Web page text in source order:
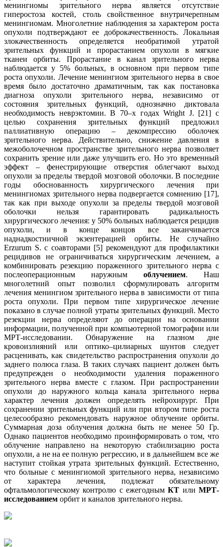
менингиомы зрительного нерва является отсутствие
гиперостоза костей, столь свойственное внутричерепным
менингиомам. Многолетние наблюдения за характером роста
опухоли подтверждают ее доброкачественность. Локальная
злокачественность определяется необратимой утратой
зрительных функций и прорастанием опухоли в мягкие
тканеи орбиты. Прорастание в канал зрительного нерва
наблюдается у 5% больных, в основном при первом типе
роста опухоли. Лечение менингиом зрительного нерва в свое
время было достаточно драматичным, так как постановка
диагноза опухоли зрительного нерва, независимо от
состояния зрительных функций, однозначно диктовала
необходимость неврэктомии. В 70–х годах Wright J. [21] с
целью сохранения зрительных функций предложил
паллиативную операцию – декомпрессию оболочек
зрительного нерва. Действительно, снижение давления в
межоболочечном пространстве зрительного нерва позволяет
сохранить зрение или даже улучшить его. Но это временный
эффект – фенестрирующие отверстия облегчают выход
опухоли за пределы твердой мозговой оболочки. В последние
годы обоснованность хирургического лечения при
менингиомах зрительного нерва подвергается сомнению [17],
так как при выходе опухоли за пределы твердой мозговой
оболочки нельзя гарантировать радикальность
хирургического лечения: у 50% больных наблюдается рецидив
опухоли, и в конце концов все заканчивается
наднадкостничной экзентерацией орбиты. Не случайно
Erzurum S. с соавторами [5] рекомендуют для профилактики
рецидивов не ограничиваться хирургическим лечением, а
комбинировать резекцию пораженного зрительного нерва с
послеоперационным наружным облучением. Наш
многолетний опыт позволил сформулировать алгоритм
лечения менингиом зрительного нерва в зависимости от типа
роста опухоли. При первом типе хирургическое лечение
показано в случае полной утраты зрительных функций. Место
резекции нерва определяют до операции на основании
информации, полученной при компьютерной томографии или
МРТ-исследовании. Обнаружение на глазном дне
кровоизлияний или оптико–цилиарных шунтов следует
расценивать, как свидетельство распространения опухоли до
заднего полюса глаза. В таких случаях пациент должен быть
предупрежден о необходимости удаления пораженного
зрительного нерва вместе с глазом. При распространении
опухоли до наружного кольца канала зрительного нерва
характер лечения должен определять нейрохирург. При
сохранении зрительных функций или при втором типе роста
целесообразно рекомендовать наружное облучение орбиты.
Суммарная доза облучения должна быть не менее 50 Гр.
Однако пациентов необходимо проинформировать о том, что
облучение направлено на некоторую стабилизацию роста
опухоли, а не на ее полную регрессию, и в дальнейшем все же
наступит стойкая утрата зрительных функций. Естественно,
что больные с менингиомой зрительного нерва, независимо
от характера лечения, подлежат обязательному
офтальмологическому контролю с ежегоднымКТ илиМРТ-
исследованием орбит и каналов зрительного нерва.